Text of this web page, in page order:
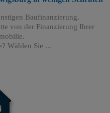
Baufinanzierung.
von der Finanzierung Ihrer
Wählen Sie ...